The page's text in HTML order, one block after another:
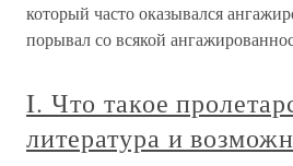
который часто оказывался
порывал со всякой
I. Что такое
литература и